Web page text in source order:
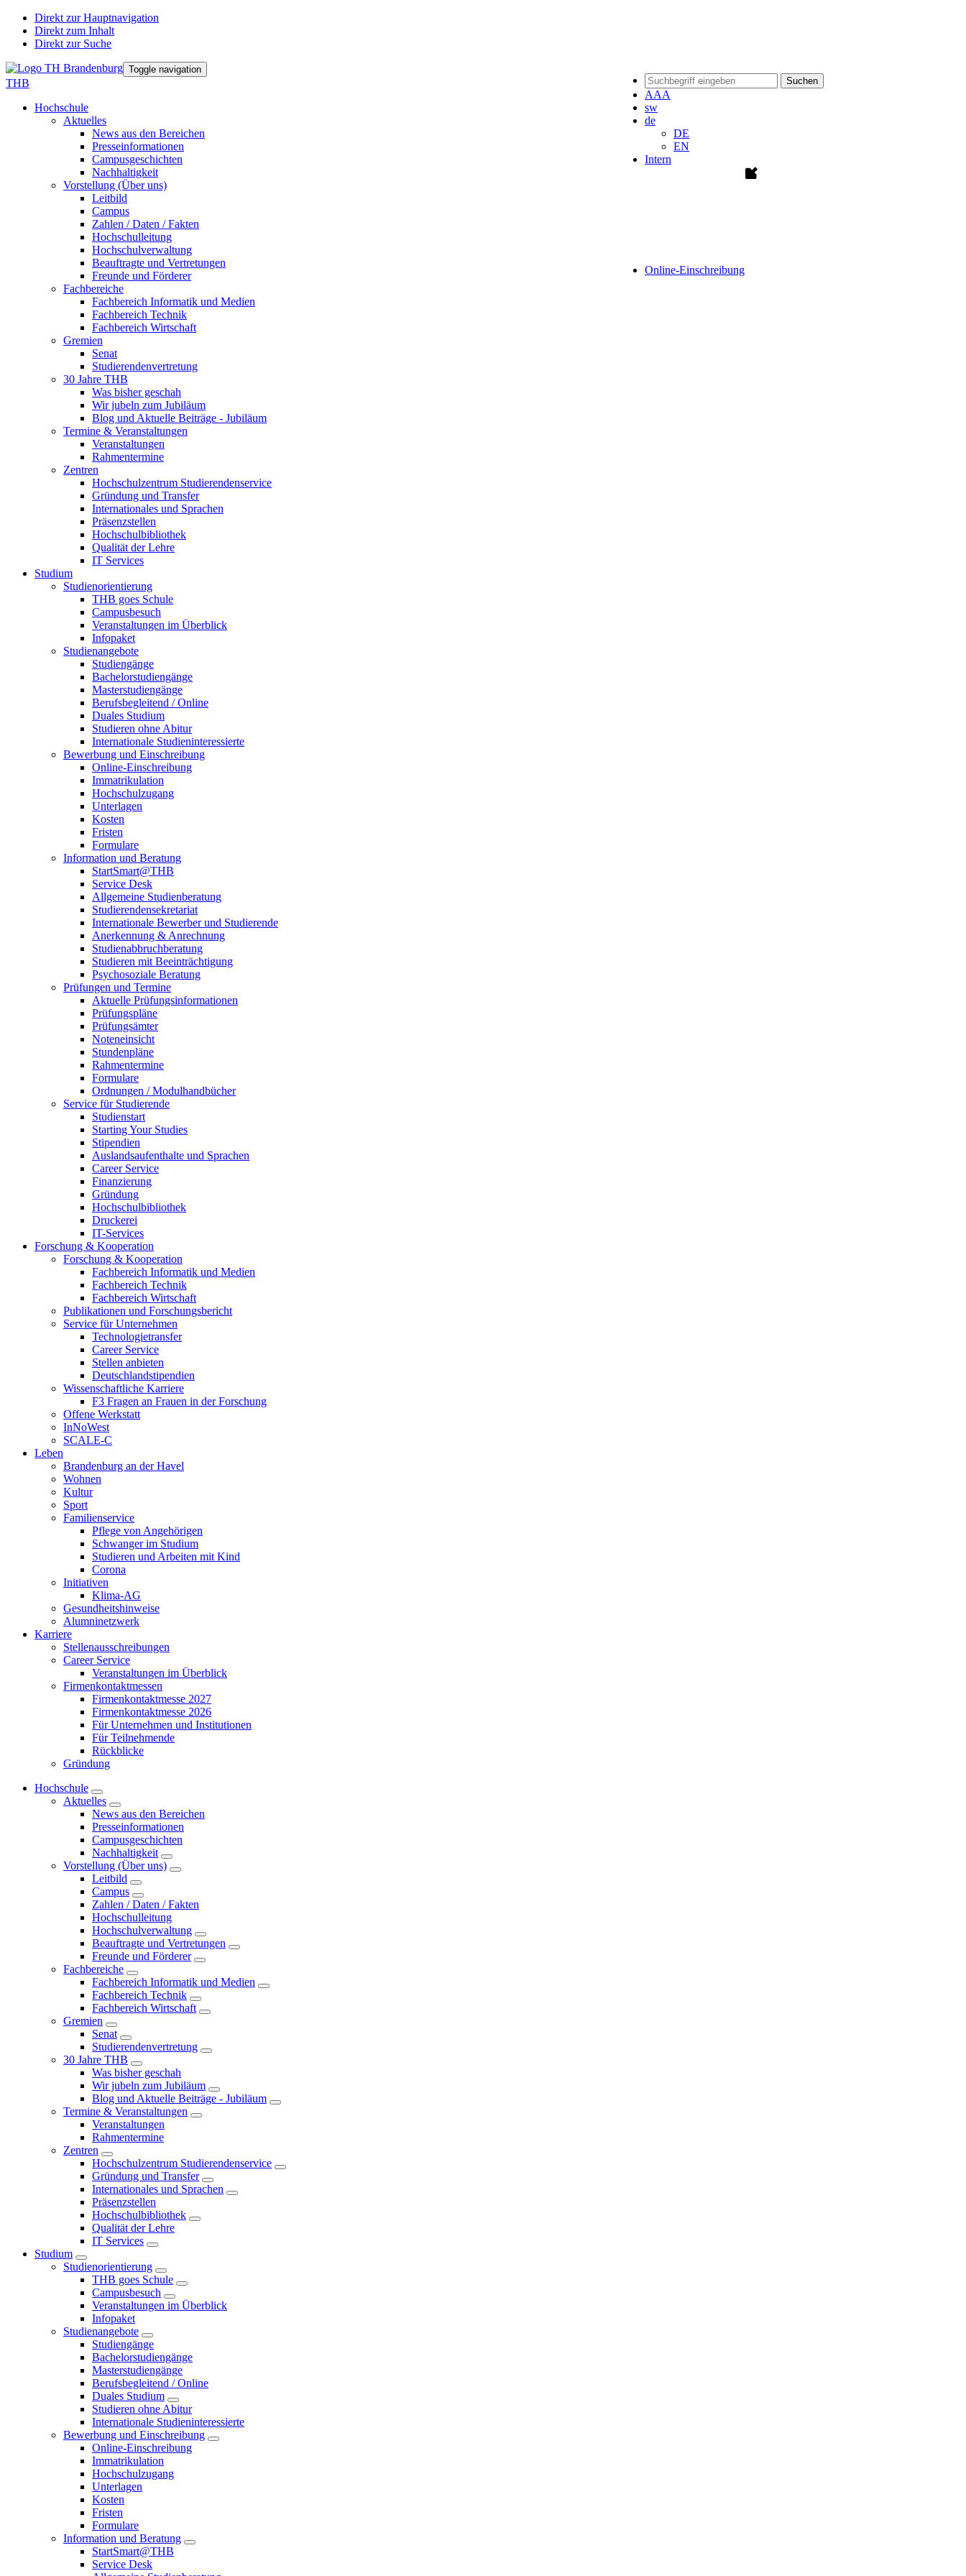
Direkt zur Hauptnavigation
Direkt zum Inhalt
Direkt zur Suche
Suchen
AAA
sw
de
DE
EN
Intern
Online-Einschreibung
Toggle navigation
THB
Hochschule
Aktuelles
News aus den Bereichen
Presseinformationen
Campusgeschichten
Nachhaltigkeit
Vorstellung (Über uns)
Leitbild
Campus
Zahlen / Daten / Fakten
Hochschulleitung
Hochschulverwaltung
Beauftragte und Vertretungen
Freunde und Förderer
Fachbereiche
Fachbereich Informatik und Medien
Fachbereich Technik
Fachbereich Wirtschaft
Gremien
Senat
Studierendenvertretung
30 Jahre THB
Was bisher geschah
Wir jubeln zum Jubiläum
Blog und Aktuelle Beiträge - Jubiläum
Termine & Veranstaltungen
Veranstaltungen
Rahmentermine
Zentren
Hochschulzentrum Studierendenservice
Gründung und Transfer
Internationales und Sprachen
Präsenzstellen
Hochschulbibliothek
Qualität der Lehre
IT Services
Studium
Studienorientierung
THB goes Schule
Campusbesuch
Veranstaltungen im Überblick
Infopaket
Studienangebote
Studiengänge
Bachelorstudiengänge
Masterstudiengänge
Berufsbegleitend / Online
Duales Studium
Studieren ohne Abitur
Internationale Studieninteressierte
Bewerbung und Einschreibung
Online-Einschreibung
Immatrikulation
Hochschulzugang
Unterlagen
Kosten
Fristen
Formulare
Information und Beratung
StartSmart@THB
Service Desk
Allgemeine Studienberatung
Studierendensekretariat
Internationale Bewerber und Studierende
Anerkennung & Anrechnung
Studienabbruchberatung
Studieren mit Beeinträchtigung
Psychosoziale Beratung
Prüfungen und Termine
Aktuelle Prüfungsinformationen
Prüfungspläne
Prüfungsämter
Noteneinsicht
Stundenpläne
Rahmentermine
Formulare
Ordnungen / Modulhandbücher
Service für Studierende
Studienstart
Starting Your Studies
Stipendien
Auslandsaufenthalte und Sprachen
Career Service
Finanzierung
Gründung
Hochschulbibliothek
Druckerei
IT-Services
Forschung & Kooperation
Forschung & Kooperation
Fachbereich Informatik und Medien
Fachbereich Technik
Fachbereich Wirtschaft
Publikationen und Forschungsbericht
Service für Unternehmen
Technologietransfer
Career Service
Stellen anbieten
Deutschlandstipendien
Wissenschaftliche Karriere
F3 Fragen an Frauen in der Forschung
Offene Werkstatt
InNoWest
SCALE-C
Leben
Brandenburg an der Havel
Wohnen
Kultur
Sport
Familienservice
Pflege von Angehörigen
Schwanger im Studium
Studieren und Arbeiten mit Kind
Corona
Initiativen
Klima-AG
Gesundheitshinweise
Alumninetzwerk
Karriere
Stellenausschreibungen
Career Service
Veranstaltungen im Überblick
Firmenkontaktmessen
Firmenkontaktmesse 2027
Firmenkontaktmesse 2026
Für Unternehmen und Institutionen
Für Teilnehmende
Rückblicke
Gründung
Hochschule
Aktuelles
News aus den Bereichen
Presseinformationen
Campusgeschichten
Nachhaltigkeit
Vorstellung (Über uns)
Leitbild
Campus
Zahlen / Daten / Fakten
Hochschulleitung
Hochschulverwaltung
Beauftragte und Vertretungen
Freunde und Förderer
Fachbereiche
Fachbereich Informatik und Medien
Fachbereich Technik
Fachbereich Wirtschaft
Gremien
Senat
Studierendenvertretung
30 Jahre THB
Was bisher geschah
Wir jubeln zum Jubiläum
Blog und Aktuelle Beiträge - Jubiläum
Termine & Veranstaltungen
Veranstaltungen
Rahmentermine
Zentren
Hochschulzentrum Studierendenservice
Gründung und Transfer
Internationales und Sprachen
Präsenzstellen
Hochschulbibliothek
Qualität der Lehre
IT Services
Studium
Studienorientierung
THB goes Schule
Campusbesuch
Veranstaltungen im Überblick
Infopaket
Studienangebote
Studiengänge
Bachelorstudiengänge
Masterstudiengänge
Berufsbegleitend / Online
Duales Studium
Studieren ohne Abitur
Internationale Studieninteressierte
Bewerbung und Einschreibung
Online-Einschreibung
Immatrikulation
Hochschulzugang
Unterlagen
Kosten
Fristen
Formulare
Information und Beratung
StartSmart@THB
Service Desk